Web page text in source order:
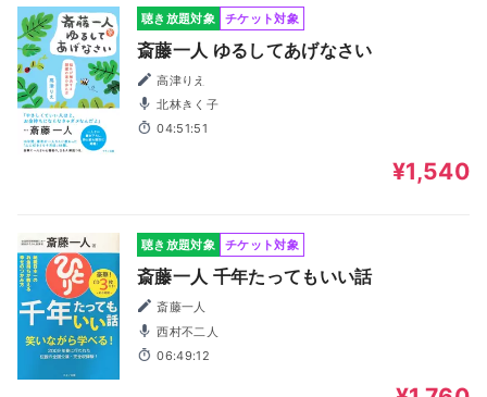
聴き放題対象 チケット対象
斎藤一人 ゆるしてあげなさい
高津りえ
北林きく子
04:51:51
¥1,540
聴き放題対象 チケット対象
斎藤一人 千年たってもいい話
斎藤一人
西村不二人
06:49:12